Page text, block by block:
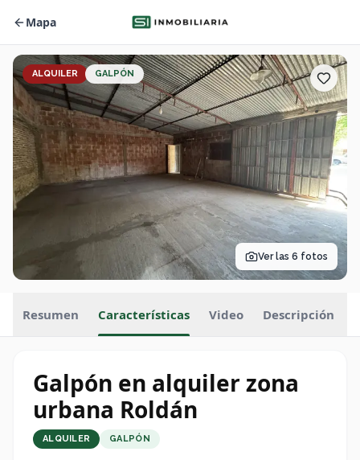
Mapa
ALQUILER GALPÓN
Ver las 6 fotos
Resumen Características Video Descripción
Galpón en alquiler zona
urbana Roldán
ALQUILER GALPÓN